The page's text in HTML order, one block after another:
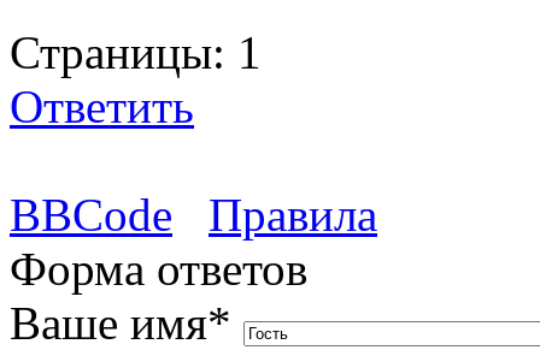
Страницы: 1
Ответить
BBCode
Правила
Форма ответов
Ваше имя*